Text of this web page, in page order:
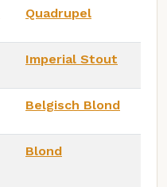
Quadrupel
Imperial Stout
Belgisch Blond
Blond